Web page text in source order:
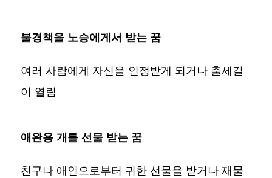
불경책을 노승에게서 받는 꿈
여러 사람에게 자신을 인정받게 되거나 출세길
이 열림
애완용 개를 선물 받는 꿈
친구나 애인으로부터 귀한 선물을 받거나 재물